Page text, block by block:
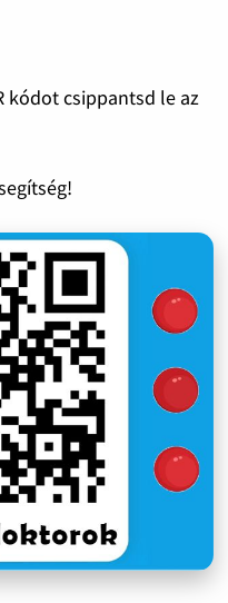
kódot csippantsd le az